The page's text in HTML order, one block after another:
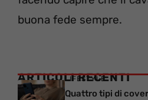
buona fede sempre.
ARTICOLI RECENTI
LIFESTYLE
Quattro tipi di